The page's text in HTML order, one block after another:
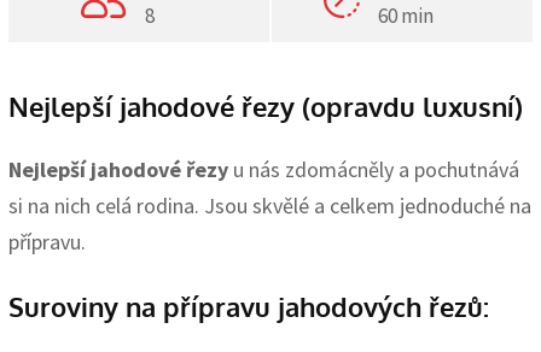
8
60 min
Nejlepší jahodové řezy (opravdu luxusní)
Nejlepší jahodové řezy u nás zdomácněly a pochutnává
si na nich celá rodina. Jsou skvělé a celkem jednoduché na
přípravu.
Suroviny na přípravu jahodových řezů: